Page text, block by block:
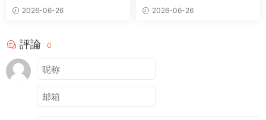
C 圖片編輯整理軟件
2026-06-26
及動畫制作軟件
2026-06-26
評論 0